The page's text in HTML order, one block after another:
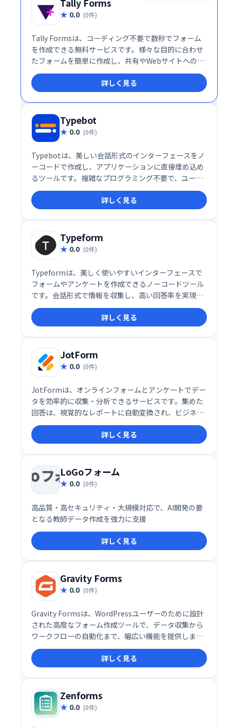
Tally Forms
0.0 (0件)
Tally Formsは、コーディング不要で数秒でフォーム
を作成できる無料サービスです。様々な目的に合わせ
たフォームを簡単に作成し、共有やWebサイトへの埋
め込みも可能です。手軽に利用できるため、個人から
企業まで幅広く活用できます。
詳しく見る
Typebot
0.0 (0件)
Typebotは、美しい会話形式のインターフェースをノ
ーコードで作成し、アプリケーションに直接埋め込め
るツールです。複雑なプログラミング不要で、ユーザ
ーフレンドリーな対話型体験を簡単に構築できます。
洗練されたデザインと直感的な操作性で、顧客エンゲ
ージメントを向上させましょう。
詳しく見る
Typeform
0.0 (0件)
Typeformは、美しく使いやすいインターフェースで
フォームやアンケートを作成できるノーコードツール
です。会話形式で情報を収集し、高い回答率を実現し
ます。500以上のアプリと連携し、データの活用を促
進します。無料プランもあり、手軽に開始できます。
プロフェッショナルなフォーム作成で、業務効率化と
顧客満足度向上を目指しましょう。
詳しく見る
JotForm
0.0 (0件)
JotFormは、オンラインフォームとアンケートでデー
タを効率的に収集・分析できるサービスです。集めた
回答は、視覚的なレポートに自動変換され、ビジネス
の新たな気づきを得ることができます。クライアント
や同僚との共有もスムーズに行えます。
詳しく見る
LoGoフォーム
0.0 (0件)
高品質・高セキュリティ・大規模対応で、AI開発の要
となる教師データ作成を強力に支援
詳しく見る
Gravity Forms
0.0 (0件)
Gravity Formsは、WordPressユーザーのために設計
された高度なフォーム作成ツールで、データ収集から
ワークフローの自動化まで、幅広い機能を提供しま
す。世界中の企業やプロフェッショナルから信頼さ
れ、ビジネスやウェブサイトの運営を効率化するため
の必須ツールとなっています。
詳しく見る
Zenforms
0.0 (0件)